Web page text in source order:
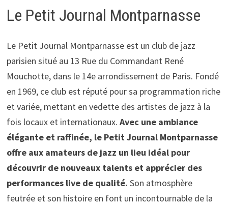
Le Petit Journal Montparnasse
Le Petit Journal Montparnasse est un club de jazz
parisien situé au 13 Rue du Commandant René
Mouchotte, dans le 14e arrondissement de Paris. Fondé
en 1969, ce club est réputé pour sa programmation riche
et variée, mettant en vedette des artistes de jazz à la
fois locaux et internationaux. Avec une ambiance
élégante et raffinée, le Petit Journal Montparnasse
offre aux amateurs de jazz un lieu idéal pour
découvrir de nouveaux talents et apprécier des
performances live de qualité. Son atmosphère
feutrée et son histoire en font un incontournable de la